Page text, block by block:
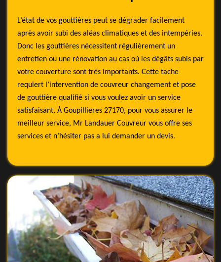
L’état de vos gouttières peut se dégrader facilement
après avoir subi des aléas climatiques et des intempéries.
Donc les gouttières nécessitent régulièrement un
entretien ou une rénovation au cas où les dégâts subis par
votre couverture sont très importants. Cette tache
requiert l’intervention de couvreur changement et pose
de gouttière qualifié si vous voulez avoir un service
satisfaisant. À Goupillieres 27170, pour vous assurer le
meilleur service, Mr Landauer Couvreur vous offre ses
services et n’hésiter pas a lui demander un devis.